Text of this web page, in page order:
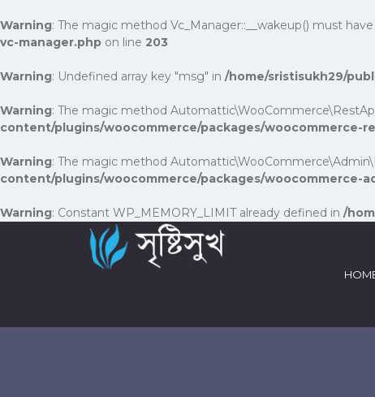
Warning: The magic method Vc_Manager::__wakeup() must
vc-manager.php on line 203
Warning: Undefined array key "msg" in /home/sristisukh29/
Warning: The magic method
content/plugins/woocommerce/packages/woocommerce-
Warning: The magic method
content/plugins/woocommerce/packages/woocommerce-
Warning: Constant WP_MEMORY_LIMIT already defined in /